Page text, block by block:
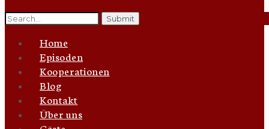
Search
for:
Home
Episoden
Kooperationen
Blog
Kontakt
Über uns